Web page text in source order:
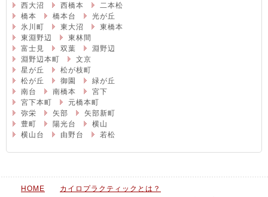
西大沼
西橋本
二本松
橋本
橋本台
光が丘
氷川町
東大沼
東橋本
東淵野辺
東林間
富士見
双葉
淵野辺
淵野辺本町
文京
星が丘
松が枝町
松が丘
御園
緑が丘
南台
南橋本
宮下
宮下本町
元橋本町
弥栄
矢部
矢部新町
豊町
陽光台
横山
横山台
由野台 若松
HOME
カイロプラクティックとは？